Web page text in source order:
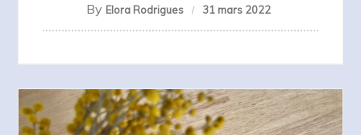
By Elora Rodrigues 31 mars 2022